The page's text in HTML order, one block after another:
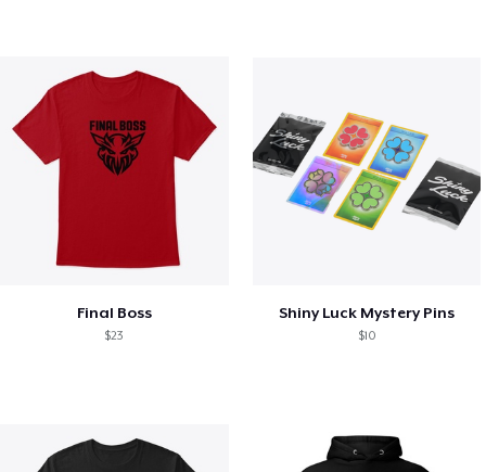
Final Boss
$23
Shiny Luck Mystery Pins
$10